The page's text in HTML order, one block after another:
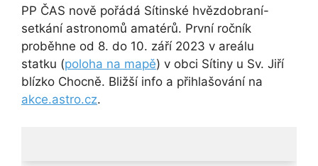
PP ČAS nově pořádá Sítinské hvězdobraní-
setkání astronomů amatérů. První ročník
proběhne od 8. do 10. září 2023 v areálu
statku (poloha na mapě) v obci Sítiny u Sv. Jiří
blízko Chocně. Bližší info a přihlašování na
akce.astro.cz.